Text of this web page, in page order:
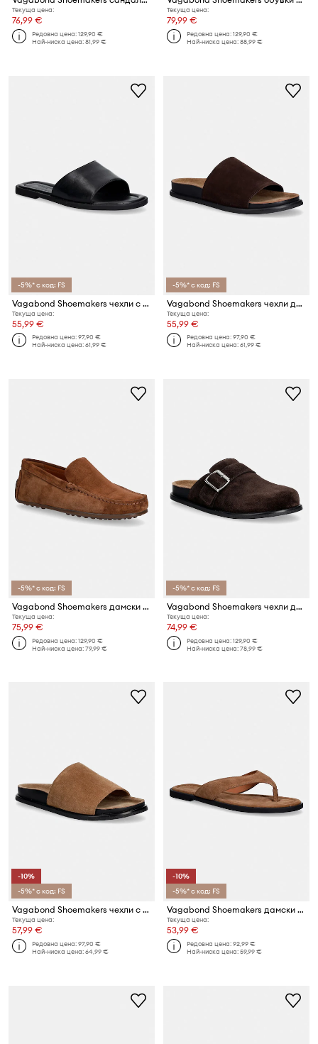
Текуща цена:
76,99 €
Редовна цена:129,90 €
Най-ниска цена:81,99 €
Текуща цена:
79,99 €
Редовна цена:129,90 €
Най-ниска цена:88,99 €
-5%* с код: FS
Vagabond Shoemakers чехли с равна подметка дамски от кожа ZAIDA
Текуща цена:
55,99 €
Редовна цена:97,90 €
Най-ниска цена:61,99 €
-5%* с код: FS
Vagabond Shoemakers чехли дамски от велур EFFIE
Текуща цена:
55,99 €
Редовна цена:97,90 €
Най-ниска цена:61,99 €
-5%* с код: FS
Vagabond Shoemakers дамски мокасини от велур LARISSA
Текуща цена:
75,99 €
Редовна цена:129,90 €
Най-ниска цена:79,99 €
-5%* с код: FS
Vagabond Shoemakers чехли дамски от велур EFFIE
Текуща цена:
74,99 €
Редовна цена:129,90 €
Най-ниска цена:78,99 €
-10%
-5%* с код: FS
Vagabond Shoemakers чехли с равна подметка дамски от велур EFFIE
Текуща цена:
57,99 €
Редовна цена:97,90 €
Най-ниска цена:64,99 €
-10%
-5%* с код: FS
Vagabond Shoemakers дамски кожени Джапанки ZAIDA
Текуща цена:
53,99 €
Редовна цена:92,99 €
Най-ниска цена:59,99 €